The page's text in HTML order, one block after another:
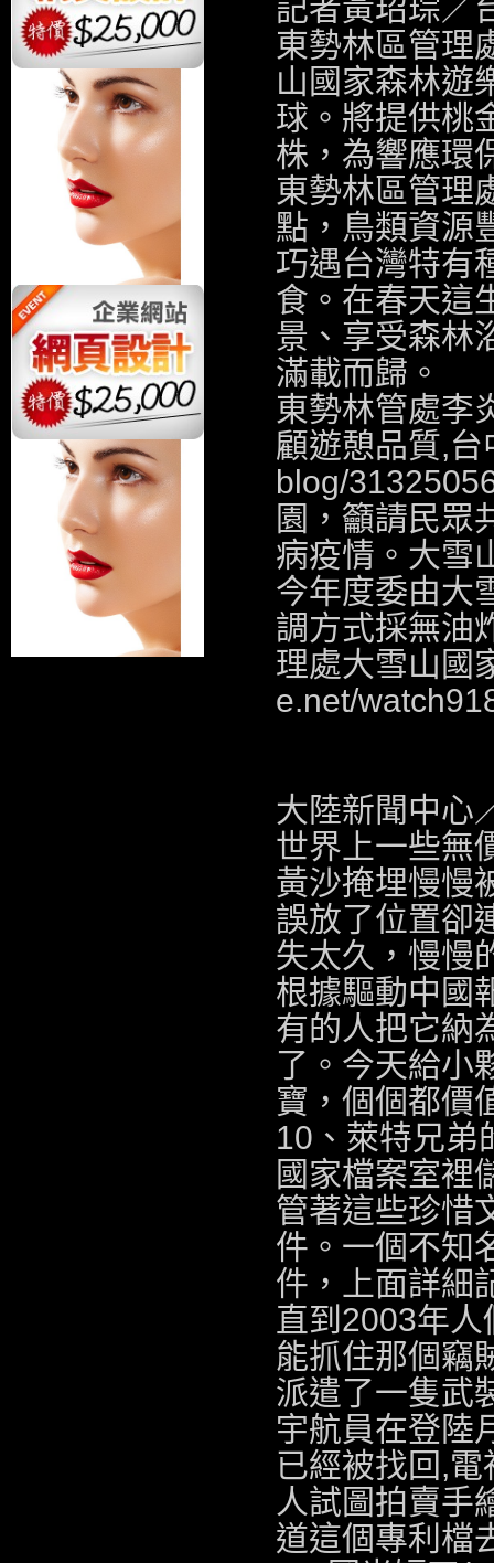
記者黃玿琮／
東勢林區管理
山國家森林遊
球。將提供桃
株，為響應環
東勢林區管理
點，鳥類資源
巧遇台灣特有
食。在春天這
景、享受森林
滿載而歸。
東勢林管處李
顧遊憩品質,台
blog/
園，籲請民眾
病疫情。大雪
今年度委由大
調方式採無油
理處大雪山國
e.net/
大陸新聞中心
世界上一些無
黃沙掩埋慢慢
誤放了位置卻
失太久，慢慢
根據驅動中國
有的人把它納
了。今天給小
寶，個個都價
10、萊特兄弟
國家檔案室裡
管著這些珍惜
件。一個不知
件，上面詳細
直到2003年
能抓住那個竊
派遣了一隻武
宇航員在登陸
已經被找回,電
人試圖拍賣手
道這個專利檔